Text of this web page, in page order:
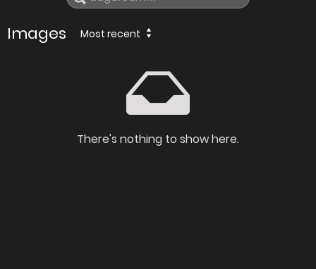
Images Most recent
There's nothing to show here.